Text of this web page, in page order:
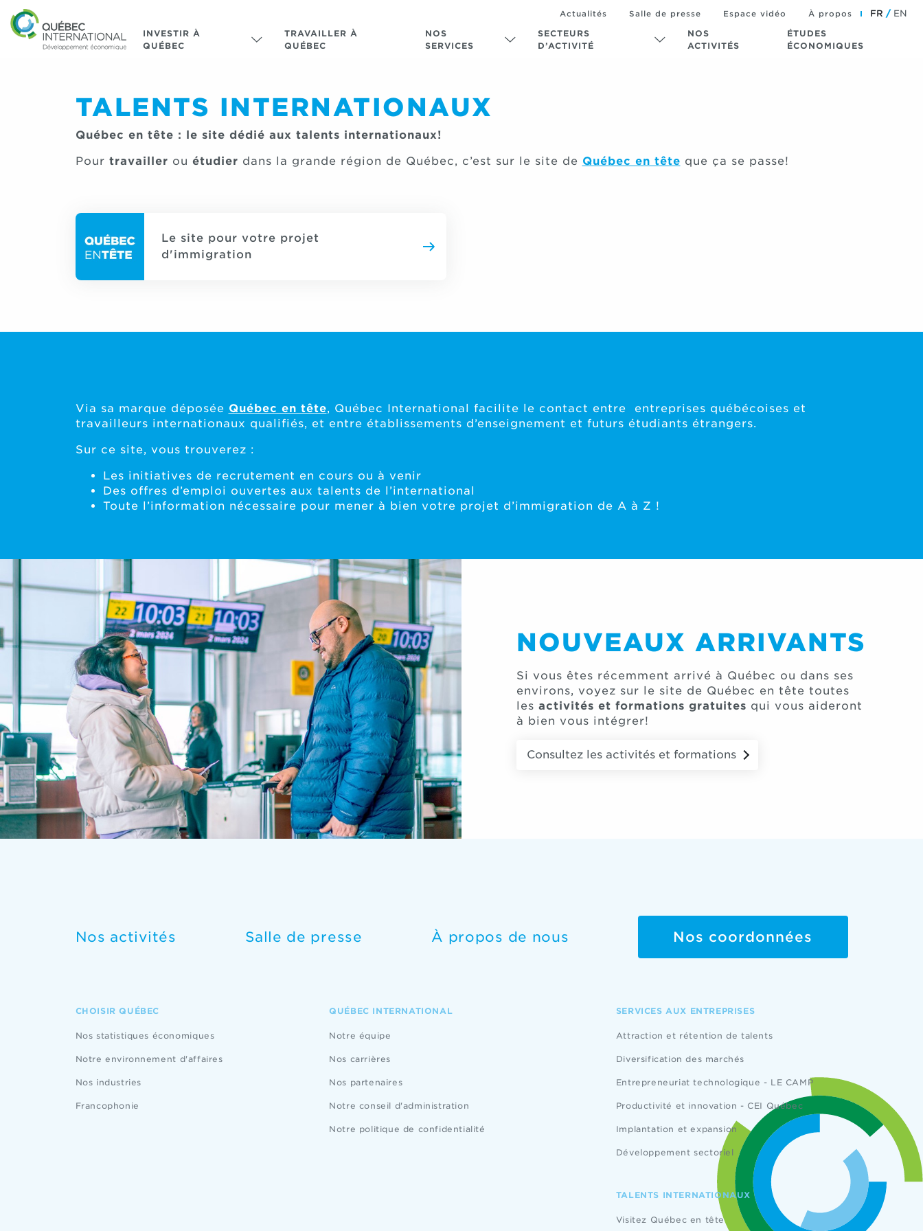
INVESTIR À
QUÉBEC
TRAVAILLER À
QUÉBEC
NOS
SERVICES
SECTEURS
D’ACTIVITÉ
NOS
ACTIVITÉS
ÉTUDES
ÉCONOMIQUES
Actualités Salle de presse Espace vidéo À propos FR EN
TALENTS INTERNATIONAUX
Québec en tête : le site dédié aux talents internationaux!
Pour travailler ou étudier dans la grande région de Québec, c’est sur le site de Québec en tête que ça se passe!
Le site pour votre projet
d'immigration
Via sa marque déposée Québec en tête, Québec International facilite le contact entre entreprises québécoises et
travailleurs internationaux qualifiés, et entre établissements d’enseignement et futurs étudiants étrangers.
Sur ce site, vous trouverez :
Les initiatives de recrutement en cours ou à venir
Des offres d’emploi ouvertes aux talents de l’international
Toute l’information nécessaire pour mener à bien votre projet d’immigration de A à Z !
NOUVEAUX ARRIVANTS
Si vous êtes récemment arrivé à Québec ou dans ses
environs, voyez sur le site de Québec en tête toutes
les activités et formations gratuites qui vous aideront
à bien vous intégrer!
Consultez les activités et formations
Nos activités Salle de presse À propos de nous Nos coordonnées
CHOISIR QUÉBEC
Nos statistiques économiques
Notre environnement d'affaires
Nos industries
Francophonie
QUÉBEC INTERNATIONAL
Notre équipe
Nos carrières
Nos partenaires
Notre conseil d'administration
Notre politique de confidentialité
SERVICES AUX ENTREPRISES
Attraction et rétention de talents
Diversification des marchés
Entrepreneuriat technologique - LE CAMP
Productivité et innovation - CEI Québec
Implantation et expansion
Développement sectoriel
TALENTS INTERNATIONAUX
Visitez Québec en tête